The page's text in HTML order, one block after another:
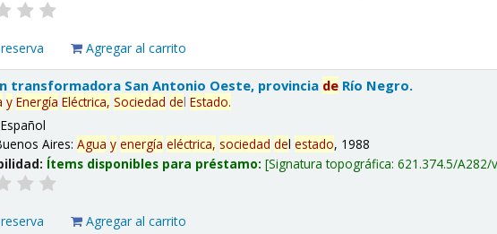
Agregar al carrito
transformadora San Antonio Oeste, provincia de Río Negro.
y Energía Eléctrica, Sociedad delEstado.
Español
Aires:Agua y energía eléctrica, sociedad delestado, 1988
Ítems disponibles para préstamo: Signatura topográfica:621.374.5/A282/
Agregar al carrito